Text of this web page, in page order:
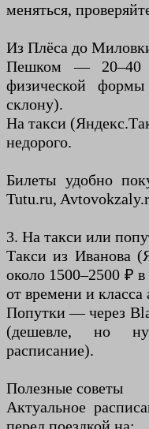
меняться,
Из Плёса до
Пешком — 20–40
физической
склону).
На такси
недорого.
Билеты удобно
Tutu.ru,
3. На такси или
Такси из Иванова
около 1500–2500 ₽
от времени и класса
Попутки — через
(дешевле, но
расписание).
Полезные советы
Актуальное